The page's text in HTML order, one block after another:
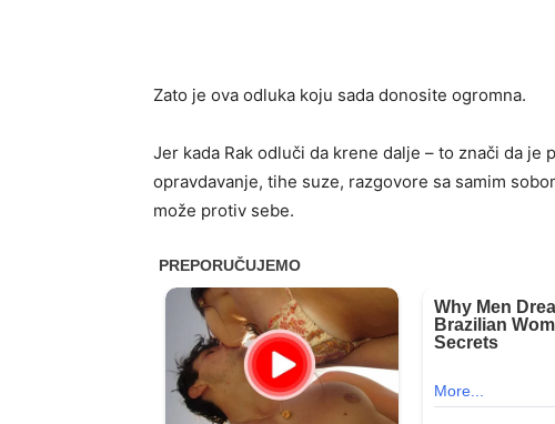
Zato je ova odluka koju sada donosite ogromna.
Jer kada Rak odluči da krene dalje – to znači da je
opravdavanje, tihe suze, razgovore sa samim
može protiv sebe.